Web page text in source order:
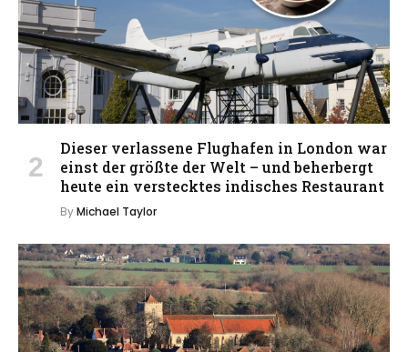
Dieser verlassene Flughafen in London war
einst der größte der Welt – und beherbergt
heute ein verstecktes indisches Restaurant
ByMichael Taylor